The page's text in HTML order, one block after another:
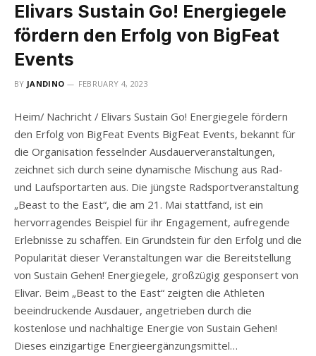
Elivars Sustain Go! Energiegele
fördern den Erfolg von BigFeat
Events
BY JANDINO FEBRUARY 4, 2023
Heim/ Nachricht / Elivars Sustain Go! Energiegele fördern
den Erfolg von BigFeat Events BigFeat Events, bekannt für
die Organisation fesselnder Ausdauerveranstaltungen,
zeichnet sich durch seine dynamische Mischung aus Rad-
und Laufsportarten aus. Die jüngste Radsportveranstaltung
„Beast to the East“, die am 21. Mai stattfand, ist ein
hervorragendes Beispiel für ihr Engagement, aufregende
Erlebnisse zu schaffen. Ein Grundstein für den Erfolg und die
Popularität dieser Veranstaltungen war die Bereitstellung
von Sustain Gehen! Energiegele, großzügig gesponsert von
Elivar. Beim „Beast to the East“ zeigten die Athleten
beeindruckende Ausdauer, angetrieben durch die
kostenlose und nachhaltige Energie von Sustain Gehen!
Dieses einzigartige Energieergänzungsmittel…